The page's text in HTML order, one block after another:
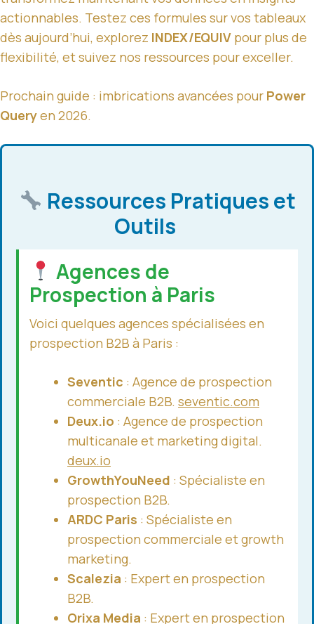
actionnables. Testez ces formules sur vos tableaux
dès aujourd’hui, explorez INDEX/EQUIV pour plus de
flexibilité, et suivez nos ressources pour exceller.
Prochain guide : imbrications avancées pour Power
Queryen 2026.
Ressources Pratiques et
Outils
Agences de
Prospection à Paris
Voici quelques agences spécialisées en
prospection B2B à Paris :
Seventic : Agence de prospection
commerciale B2B. seventic.com
Deux.io : Agence de prospection
multicanale et marketing digital.
deux.io
GrowthYouNeed : Spécialiste en
prospection B2B.
ARDC Paris : Spécialiste en
prospection commerciale et growth
marketing.
Scalezia : Expert en prospection
B2B.
Orixa Media : Expert en prospection